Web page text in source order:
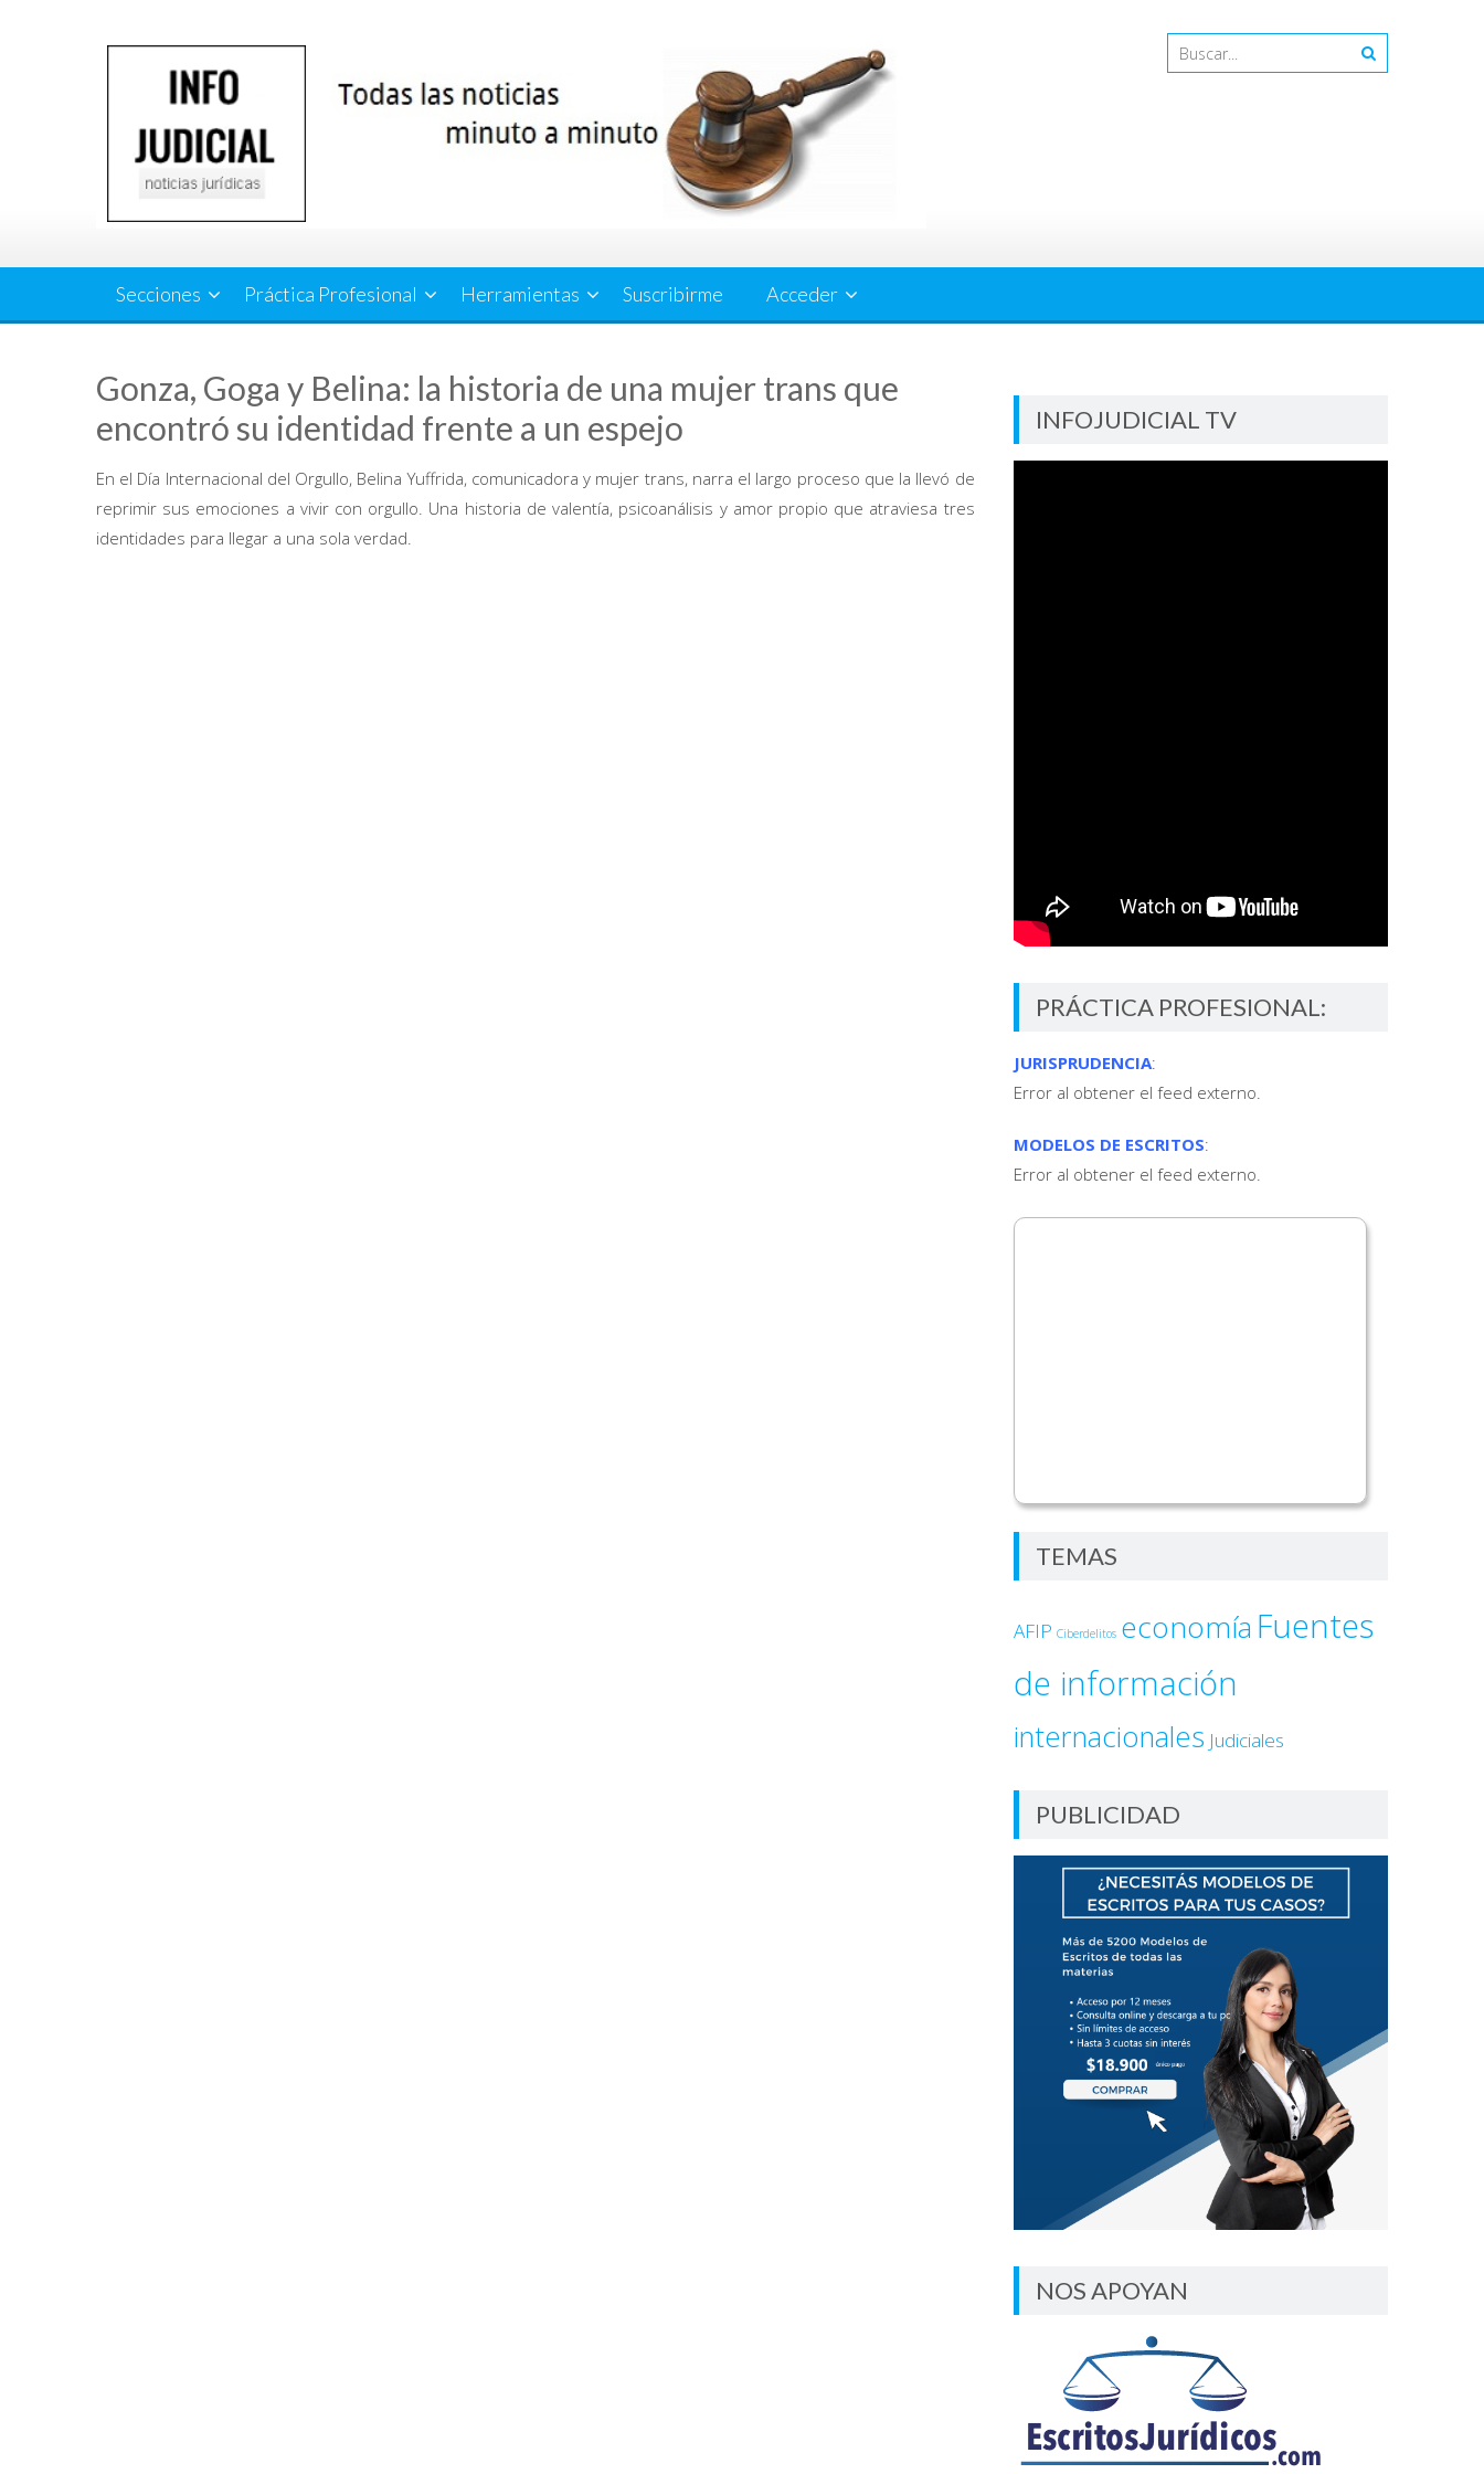
Secciones Práctica Profesional Herramientas Suscribirme Acceder
Gonza, Goga y Belina: la historia de una mujer trans que
encontró su identidad frente a un espejo
En el Día Internacional del Orgullo, Belina Yuffrida, comunicadora y mujer trans, narra el largo proceso que la llevó de
reprimir sus emociones a vivir con orgullo. Una historia de valentía, psicoanálisis y amor propio que atraviesa tres
identidades para llegar a una sola verdad.
INFOJUDICIAL TV
PRÁCTICA PROFESIONAL:
JURISPRUDENCIA:
Error al obtener el feed externo.
MODELOS DE ESCRITOS:
Error al obtener el feed externo.
TEMAS
AFIP Ciberdelitos economía Fuentes
de información
internacionales Judiciales
PUBLICIDAD
NOS APOYAN